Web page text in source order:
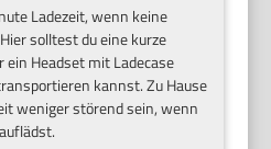
Ladezeit, wenn keine
solltest du eine kurze
ein Headset mit Ladecase
kannst. Zu Hause
weniger störend sein, wenn